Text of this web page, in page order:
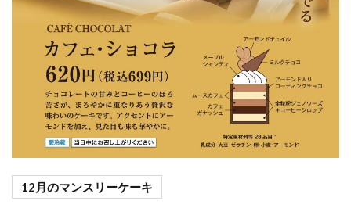
12月のマンスリーケーキ